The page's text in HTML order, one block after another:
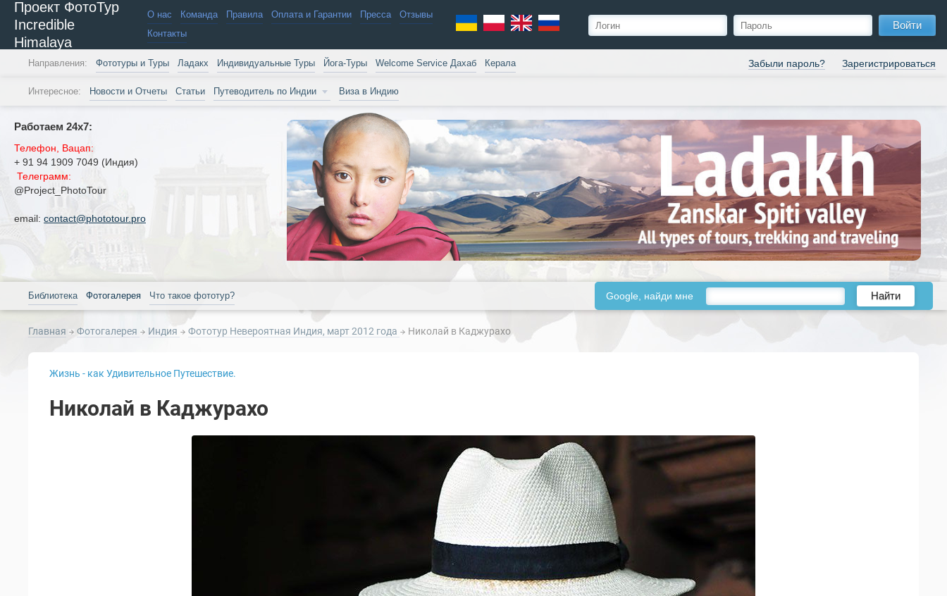
Проект ФотоТур
Incredible
Himalaya
О нас Команда Правила Оплата и Гарантии Пресса
Отзывы
Контакты
Войти
Забыли пароль? Зарегистрироваться
Направления: Фототуры и Туры Ладакх Индивидуальные Туры Йога-Туры Welcome Service Дахаб Керала
Интересное: Новости и Отчеты Статьи Путеводитель по Индии Виза в Индию
Работаем 24х7:
Телефон, Вацап:
+ 91 94 1909 7049 (Индия)
Телеграмм:
@Project_PhotoTour
email: contact@phototour.pro
Библиотека Фотогалерея Что такое фототур? Google, найди мне Найти
Главная Фотогалерея Индия Фототур Невероятная Индия, март 2012 года Николай в Каджурахо
Жизнь - как Удивительное Путешествие.
Николай в Каджурахо